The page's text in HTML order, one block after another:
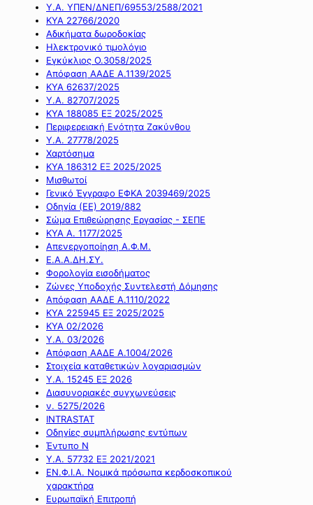
Υ.Α. ΥΠΕΝ/ΔΝΕΠ/69553/2588/2021
ΚΥΑ 22766/2020
Αδικήματα δωροδοκίας
Ηλεκτρονικό τιμολόγιο
Εγκύκλιος Ο.3058/2025
Απόφαση ΑΑΔΕ Α.1139/2025
ΚΥΑ 62637/2025
Υ.Α. 82707/2025
ΚΥΑ 188085 ΕΞ 2025/2025
Περιφερειακή Ενότητα Ζακύνθου
Υ.Α. 27778/2025
Χαρτόσημα
ΚΥΑ 186312 ΕΞ 2025/2025
Μισθωτοί
Γενικό Έγγραφο ΕΦΚΑ 2039469/2025
Οδηγία (ΕΕ) 2019/882
Σώμα Επιθεώρησης Εργασίας - ΣΕΠΕ
ΚΥΑ Α. 1177/2025
Απενεργοποίηση Α.Φ.Μ.
Ε.Α.Α.ΔΗ.ΣΥ.
Φορολογία εισοδήματος
Ζώνες Υποδοχής Συντελεστή Δόμησης
Απόφαση ΑΑΔΕ Α.1110/2022
ΚΥΑ 225945 ΕΞ 2025/2025
ΚΥΑ 02/2026
Υ.Α. 03/2026
Απόφαση ΑΑΔΕ Α.1004/2026
Στοιχεία καταθετικών λογαριασμών
Υ.Α. 15245 ΕΞ 2026
Διασυνοριακές συγχωνεύσεις
ν. 5275/2026
INTRASTAT
Οδηγίες συμπλήρωσης εντύπων
Έντυπο Ν
Υ.Α. 57732 ΕΞ 2021/2021
ΕΝ.Φ.Ι.Α. Νομικά πρόσωπα κερδοσκοπικού
χαρακτήρα
Ευρωπαϊκή Επιτροπή